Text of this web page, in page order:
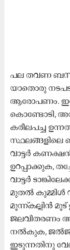
പല തവണ
യാതൊരു
ആരോപണം.
കൊണ്ടോടി,
കരീലപച്ച
സ്ഥലങ്ങളിലെ
വാട്ടർ
ഉറപ്പാക്കുക,
വാട്ടർ
മുതൽ കുമ്മിൾ
മൂന്ന്കല്ലിൻ
ജലവിതരണം
നൽകുക,
ഇടുന്നതിനു